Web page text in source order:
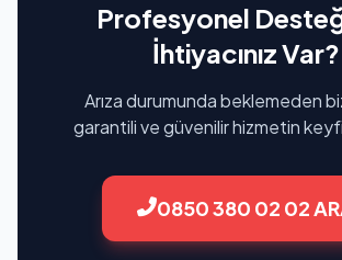
Profesyonel
İhtiyacınız Var?
Arıza durumunda beklemeden
garantili ve güvenilir hizmetin
0850 380 02 02